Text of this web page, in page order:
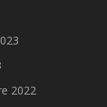
2022